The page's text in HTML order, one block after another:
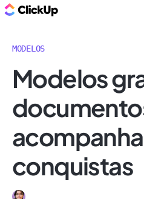
MODELOS
Modelos
conquistas